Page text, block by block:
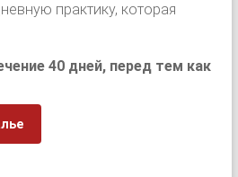
практику, которая
40 дней, перед тем как